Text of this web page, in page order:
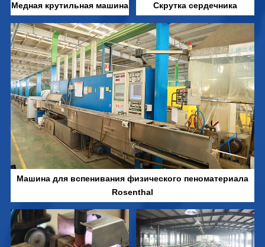
Медная крутильная машина Скрутка сердечника
Машина для вспенивания физического пеноматериала
Rosenthal